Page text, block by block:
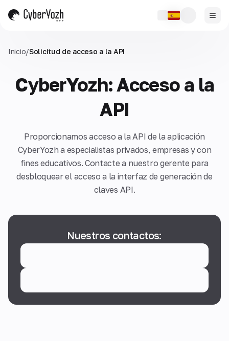
Inicio/Solicitud de acceso a la API
CyberYozh: Acceso a la
API
Proporcionamos acceso a la API de la aplicación
CyberYozh a especialistas privados, empresas y con
fines educativos. Contacte a nuestro gerente para
desbloquear el acceso a la interfaz de generación de
claves API.
Nuestros contactos: